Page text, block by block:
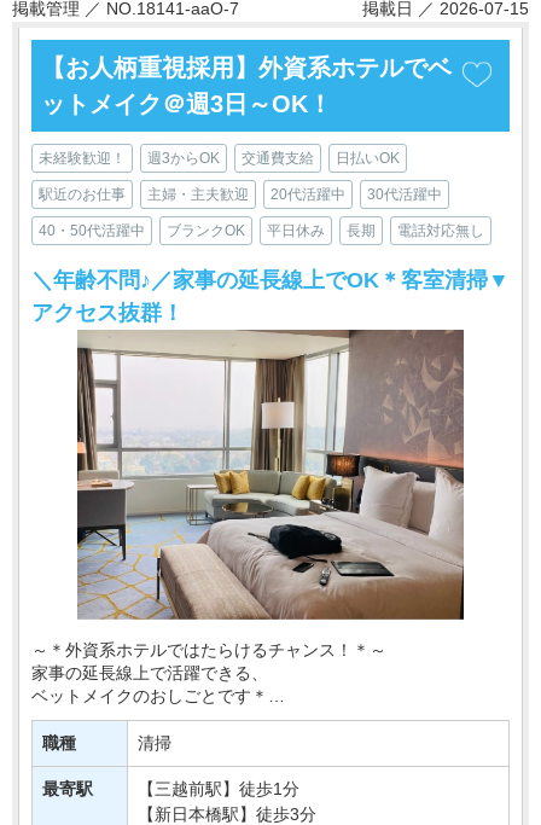
掲載管理 ／ NO.18141-aaO-7 掲載日 ／ 2026-07-15
【お人柄重視採用】外資系ホテルでベ
ットメイク＠週3日～OK！
未経験歓迎！ 週3からOK 交通費支給 日払いOK
駅近のお仕事 主婦・主夫歓迎 20代活躍中 30代活躍中
40・50代活躍中 ブランクOK 平日休み 長期 電話対応無し
＼年齢不問♪／家事の延長線上でOK＊客室清掃▼
アクセス抜群！
～＊外資系ホテルではたらけるチャンス！＊～
家事の延長線上で活躍できる、
ベットメイクのおしごとです＊
【 週3～5日 】【 勤務曜日の固定相談OK！ 】
などの超柔軟シフトをご用意！
ブランクさん・・・
職種 清掃
最寄駅
【三越前駅】徒歩1分
【新日本橋駅】徒歩3分